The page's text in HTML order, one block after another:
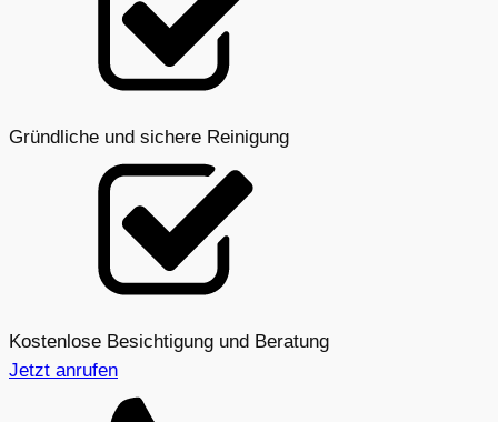
Gründliche und sichere Reinigung
Kostenlose Besichtigung und Beratung
Jetzt anrufen